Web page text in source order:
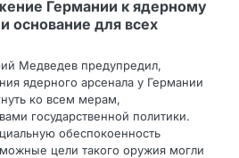
Германии к ядерному
основание для всех
Медведев предупредил,
ядерного арсенала у Германии
ко всем мерам,
государственной политики.
обеспокоенность
цели такого оружия могли